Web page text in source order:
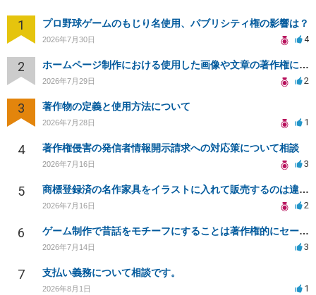
1 プロ野球ゲームのもじり名使用、パブリシティ権の影響は？
2026年7月30日 4
2 ホームページ制作における使用した画像や文章の著作権について
2026年7月29日 2
3 著作物の定義と使用方法について
2026年7月28日 1
4 著作権侵害の発信者情報開示請求への対応策について相談
2026年7月16日 3
5 商標登録済の名作家具をイラストに入れて販売するのは違法でしょうか
2026年7月16日 2
6 ゲーム制作で昔話をモチーフにすることは著作権的にセーフかどうか
2026年7月14日 3
7 支払い義務について相談です。
2026年8月1日 1